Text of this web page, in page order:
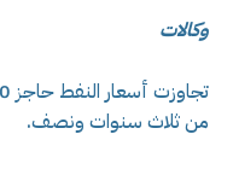
وكالات
من ثلاث سنوات ونصف.